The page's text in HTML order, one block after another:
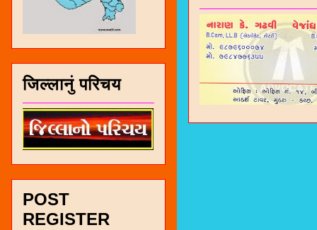
जिल्लानुं परिचय
POST
REGISTER